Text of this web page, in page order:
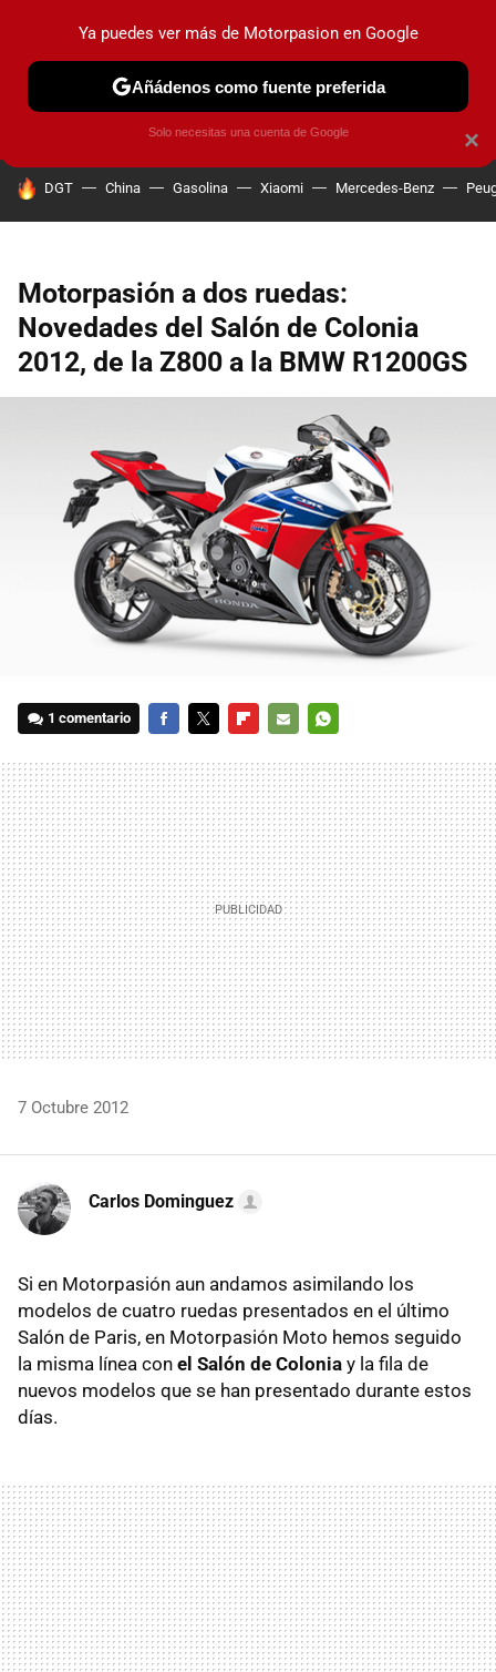
PRUEBAS COCHES ELÉCTRICOS OBSERVATORIO
HOY SE HABLA DE
DGT China Gasolina Xiaomi Mercedes-Benz
Motorpasión a dos ruedas:
Novedades del Salón de Colonia
2012, de la Z800 a la BMW R1200GS
1 comentario
MAIL
7 Octubre 2012
Carlos Dominguez
Si en Motorpasión aun andamos asimilando los
modelos de cuatro ruedas presentados en el último
Salón de Paris, en Motorpasión Moto hemos seguido
la misma línea con el Salón de Colonia y la fila de
nuevos modelos que se han presentado durante estos
días.
×
Ya puedes ver más de Motorpasion en Google
Añádenos como fuente preferida
Solo necesitas una cuenta de Google